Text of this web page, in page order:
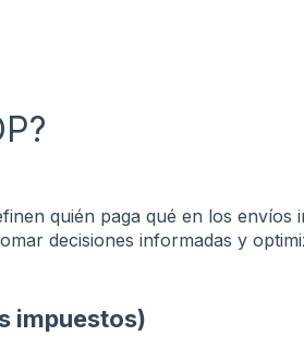
quién paga qué en los envíos
decisiones informadas y
impuestos)